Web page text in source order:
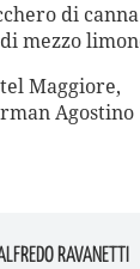
di canna
mezzo
Maggiore,
Agostino
RAVANETTI